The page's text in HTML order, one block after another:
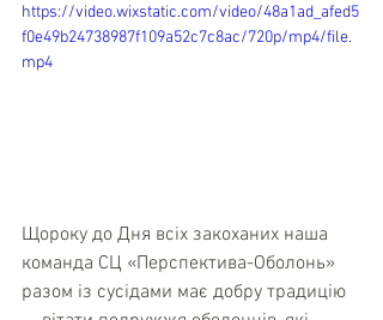
https://video.wixstatic.com/video/48a1ad_afed5
f0e49b24738987f109a52c7c8ac/720p/mp4/file.
mp4
Щороку до Дня всіх закоханих наша
команда СЦ «Перспектива-Оболонь»
разом із сусідами має добру традицію